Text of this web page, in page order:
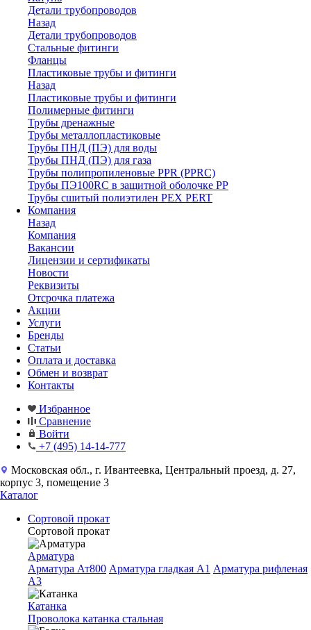
Детали трубопроводов
Назад
Детали трубопроводов
Стальные фитинги
Фланцы
Пластиковые трубы и фитинги
Назад
Пластиковые трубы и фитинги
Полимерные фитинги
Трубы дренажные
Трубы металлопластиковые
Трубы ПНД (ПЭ) для воды
Трубы ПНД (ПЭ) для газа
Трубы полипропиленовые PPR (PPRC)
Трубы ПЭ100RC в защитной оболочке PP
Трубы сшитый полиэтилен PEX PERT
Компания
Назад
Компания
Вакансии
Лицензии и сертификаты
Новости
Реквизиты
Отсрочка платежа
Акции
Услуги
Бренды
Статьи
Оплата и доставка
Обмен и возврат
Контакты
Избранное
Сравнение
Войти
+7 (495) 14-14-777
Московская обл., г. Ивантеевка, Центральный проезд, д. 27,
корпус 3, помещение 3
Каталог
Сортовой прокат
Сортовой прокат
Арматура
Арматура Ат800 Арматура гладкая A1 Арматура рифленая
A3
Катанка
Проволока катанка стальная